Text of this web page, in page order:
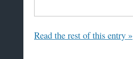
Read the rest of this entry »